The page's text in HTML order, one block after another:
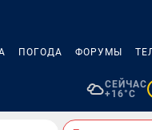
ПОГОДА ФОРУМЫ
СЕЙЧАС
+16°C